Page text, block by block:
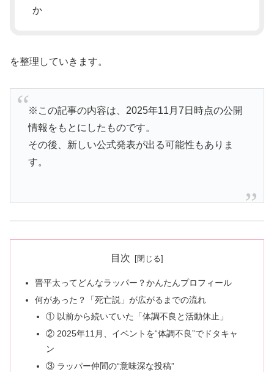
か
を整理していきます。
※この記事の内容は、2025年11月7日時点の公開
情報をもとにしたものです。
その後、新しい公式発表が出る可能性もありま
す。
目次
晋平太ってどんなラッパー？かんたんプロフィール
何があった？「死亡説」が広がるまでの流れ
① 以前から続いていた「体調不良と活動休止」
② 2025年11月、イベントを“体調不良”でドタキャ
ン
③ ラッパー仲間の“意味深な投稿”